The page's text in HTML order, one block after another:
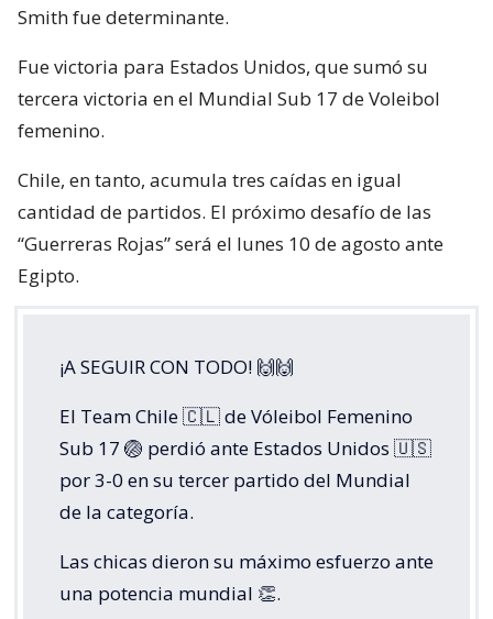
Smith fue determinante.
Fue victoria para Estados Unidos, que sumó su
tercera victoria en el Mundial Sub 17 de Voleibol
femenino.
Chile, en tanto, acumula tres caídas en igual
cantidad de partidos. El próximo desafío de las
“Guerreras Rojas” será el lunes 10 de agosto ante
Egipto.
¡A SEGUIR CON TODO! 🙌🙌
El Team Chile 🇨🇱 de Vóleibol Femenino
Sub 17 🏐 perdió ante Estados Unidos 🇺🇸
por 3-0 en su tercer partido del Mundial
de la categoría.
Las chicas dieron su máximo esfuerzo ante
una potencia mundial 👏.